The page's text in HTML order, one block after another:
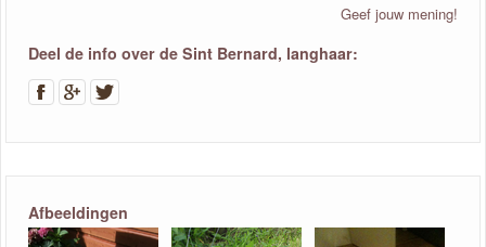
Geef jouw mening!
Deel de info over de Sint Bernard, langhaar:
Afbeeldingen